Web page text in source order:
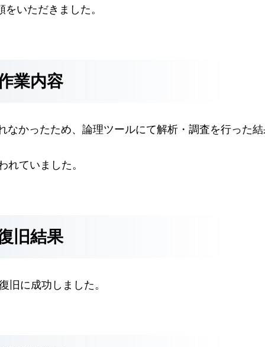
いただきました。
業内容
なかったため、論理ツールにて解析・調査を行った
れていました。
旧結果
旧に成功しました。